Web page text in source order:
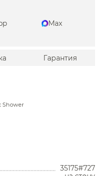
Max
Гарантия
Shower
35175#727